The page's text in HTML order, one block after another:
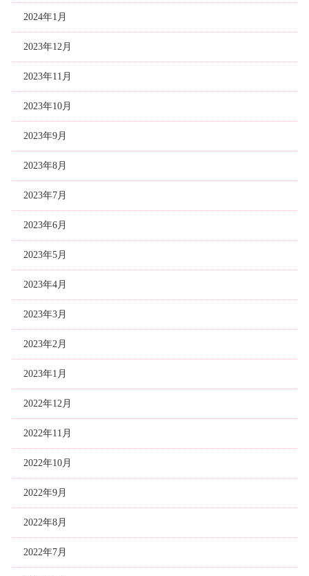
2024年1月
2023年12月
2023年11月
2023年10月
2023年9月
2023年8月
2023年7月
2023年6月
2023年5月
2023年4月
2023年3月
2023年2月
2023年1月
2022年12月
2022年11月
2022年10月
2022年9月
2022年8月
2022年7月